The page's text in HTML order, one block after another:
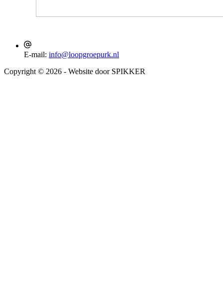
E-mail: info@loopgroepurk.nl
Copyright © 2026 - Website door SPIKKER